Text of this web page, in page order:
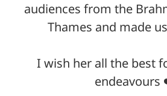
audiences from the
Thames and made
I wish her all the best
endeavours